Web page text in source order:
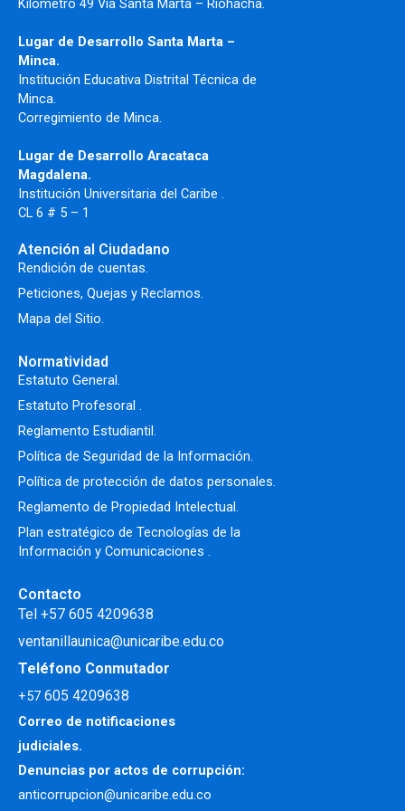
Kilometro 49 Vía Santa Marta – Riohacha.
Lugar de Desarrollo Santa Marta –
Minca.
Institución Educativa Distrital Técnica de
Minca.
Corregimiento de Minca.
Lugar de Desarrollo Aracataca
Magdalena.
Institución Universitaria del Caribe .
CL 6 # 5 – 1
Atención al Ciudadano
Rendición de cuentas.
Peticiones, Quejas y Reclamos.
Mapa del Sitio.
Normatividad
Estatuto General.
Estatuto Profesoral .
Reglamento Estudiantil.
Política de Seguridad de la Información.
Política de protección de datos personales.
Reglamento de Propiedad Intelectual.
Plan estratégico de Tecnologías de la
Información y Comunicaciones .
Contacto
Tel +57 605 4209638
ventanillaunica@unicaribe.edu.co
Teléfono Conmutador
+57 605 4209638
Correo de notificaciones
judiciales.
Denuncias por actos de corrupción:
anticorrupcion@unicaribe.edu.co